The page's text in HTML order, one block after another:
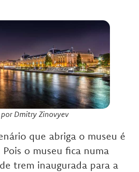
Dmitry Zinovyev
que abriga o museu é
o museu fica numa
trem inaugurada para a